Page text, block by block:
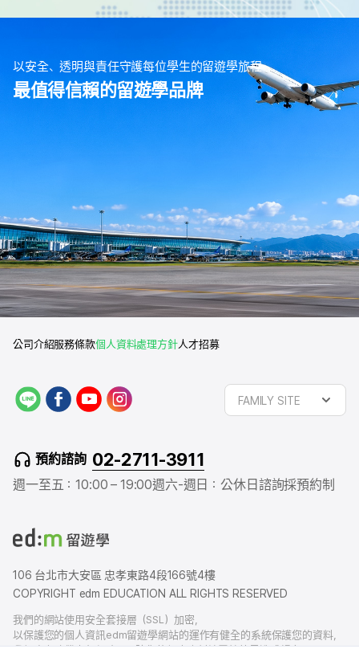
以安全、透明與責任守護每位學生的留遊學旅程
最值得信賴的留遊學品牌
公司介紹服務條款個人資料處理方針人才招募
L
f
a
b
o
y
o
u
e
a
r
FAMILY SITE
預約諮詢 02-2711-3911
週一至五：10:00 – 19:00週六-週日：公休日 諮詢採預約制
106 台北市大安區 忠孝東路4段166號4樓
COPYRIGHT edm EDUCATION ALL RIGHTS RESERVED
我們的網站使用安全套接層（SSL）加密，
以保護您的個人資訊edm留遊學網站的運作有健全的系統保護您的資料，
我們也有賠償責任保險，以防您的個人資料洩露給外界造成損害